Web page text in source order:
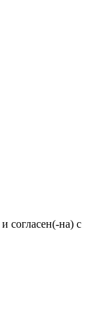
и согласен(-на) с